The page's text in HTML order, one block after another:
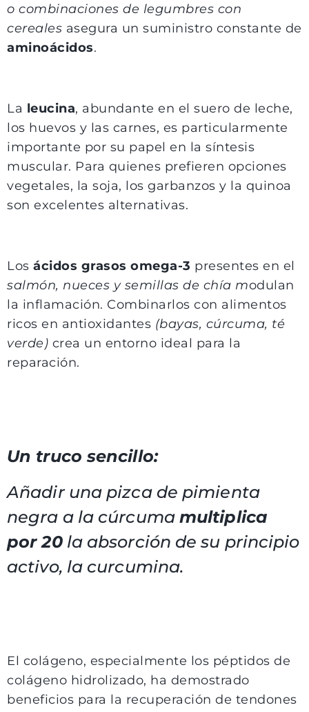
o combinaciones de legumbres con
cereales asegura un suministro constante de
aminoácidos.
La leucina, abundante en el suero de leche,
los huevos y las carnes, es particularmente
importante por su papel en la síntesis
muscular. Para quienes prefieren opciones
vegetales, la soja, los garbanzos y la quinoa
son excelentes alternativas.
Los ácidos grasos omega-3 presentes en el
salmón, nueces y semillas de chía modulan
la inflamación. Combinarlos con alimentos
ricos en antioxidantes (bayas, cúrcuma, té
verde) crea un entorno ideal para la
reparación.
Un truco sencillo:
Añadir una pizca de pimienta
negra a la cúrcuma multiplica
por 20la absorción de su principio
activo, la curcumina.
El colágeno, especialmente los péptidos de
colágeno hidrolizado, ha demostrado
beneficios para la recuperación de tendones